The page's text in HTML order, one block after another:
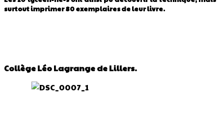
surtout imprimer 80 exemplaires de leur livre.
Collège Léo Lagrange de Lillers.